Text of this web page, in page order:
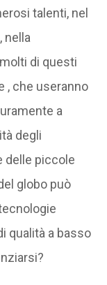
talenti, nel
nella
di questi
, che useranno
a
degli
delle piccole
globo può
qualità a basso